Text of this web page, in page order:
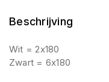
Beschrijving
Wit = 2x180
Zwart = 6x180